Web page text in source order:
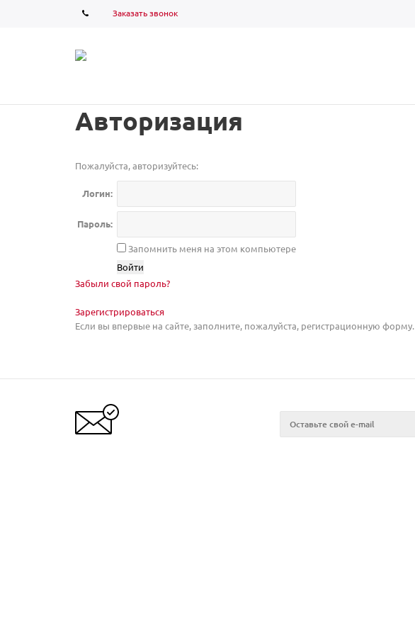
Заказать звонок
Авторизация
Пожалуйста, авторизуйтесь:
Логин:
Пароль:
Запомнить меня на этом компьютере
Забыли свой пароль?
Зарегистрироваться
Если вы впервые на сайте, заполните, пожалуйста, регистрационную форму.